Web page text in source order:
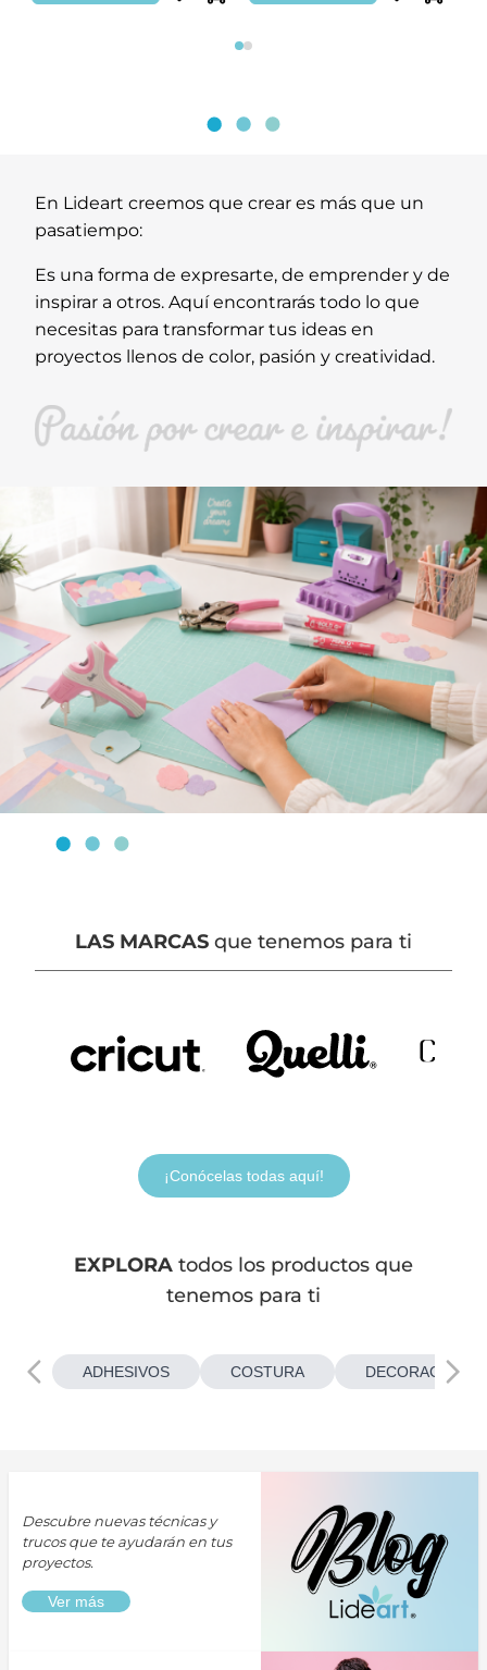
Página 1
Página 2
En Lideart creemos que crear es más que un
pasatiempo:
Es una forma de expresarte, de emprender y de
inspirar a otros. Aquí encontrarás todo lo que
necesitas para transformar tus ideas en
proyectos llenos de color, pasión y creatividad.
LAS MARCAS que tenemos para ti
¡Conócelas todas aquí!
EXPLORA todos los productos que
tenemos para ti
ADHESIVOS COSTURA
Descubre nuevas técnicas y
trucos que te ayudarán en tus
proyectos.
Ver más